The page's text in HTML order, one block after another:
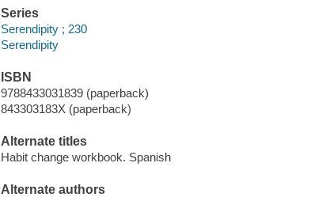
Series
Serendipity ; 230
Serendipity
ISBN
9788433031839 (paperback)
843303183X (paperback)
Alternate titles
Habit change workbook. Spanish
Alternate authors